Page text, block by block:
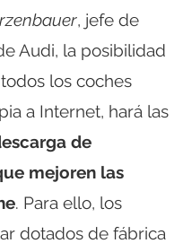
, jefe de
Audi, la posibilidad
los coches
a Internet, hará las
de
mejoren las
. Para ello, los
dotados de fábrica